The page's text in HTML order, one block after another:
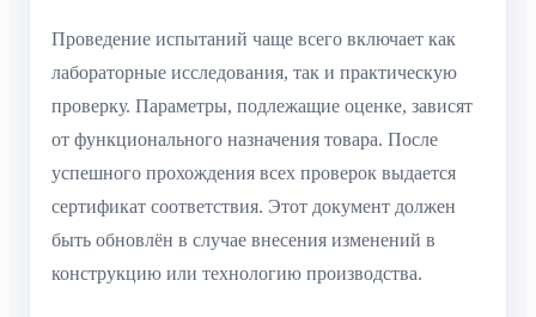
Проведение испытаний чаще всего включает как
лабораторные исследования, так и практическую
проверку. Параметры, подлежащие оценке, зависят
от функционального назначения товара. После
успешного прохождения всех проверок выдается
сертификат соответствия. Этот документ должен
быть обновлён в случае внесения изменений в
конструкцию или технологию производства.